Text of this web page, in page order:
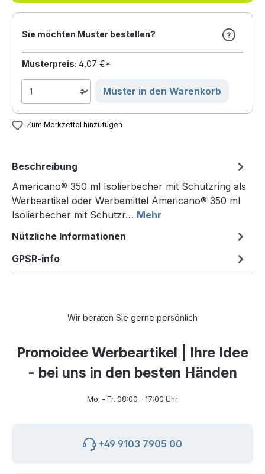
Sie möchten Muster bestellen?
Musterpreis: 4,07 €*
Muster in den Warenkorb
Zum Merkzettel hinzufügen
Beschreibung
Americano® 350 ml Isolierbecher mit Schutzring als
Werbeartikel oder Werbemittel Americano® 350 ml
Isolierbecher mit Schutzr… Mehr
Nützliche Informationen
GPSR-info
Wir beraten Sie gerne persönlich
Promoidee Werbeartikel | Ihre Idee
- bei uns in den besten Händen
Mo. - Fr. 08:00 - 17:00 Uhr
+49 9103 7905 00